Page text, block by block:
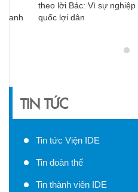
theo lời Bác: Vì sự nghiệp ích
quốc lợi dân
TIN TỨC
Tin tức Viện IDE
Tin đoàn thể
Tin thành viên IDE